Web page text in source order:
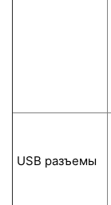
USB разъемы